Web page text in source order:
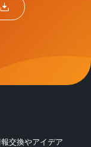
交換やアイデア